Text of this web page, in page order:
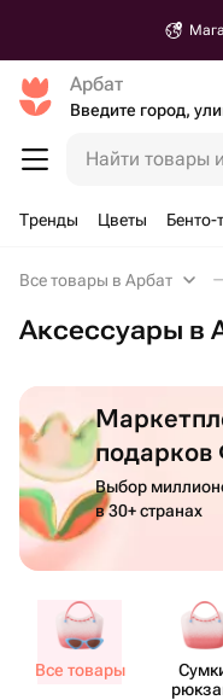
Арбат
Найти товары
Тренды Цветы Бенто-
Все товары в Арбат
Аксессуары в
Выбор
в 30+ странах
Все товары